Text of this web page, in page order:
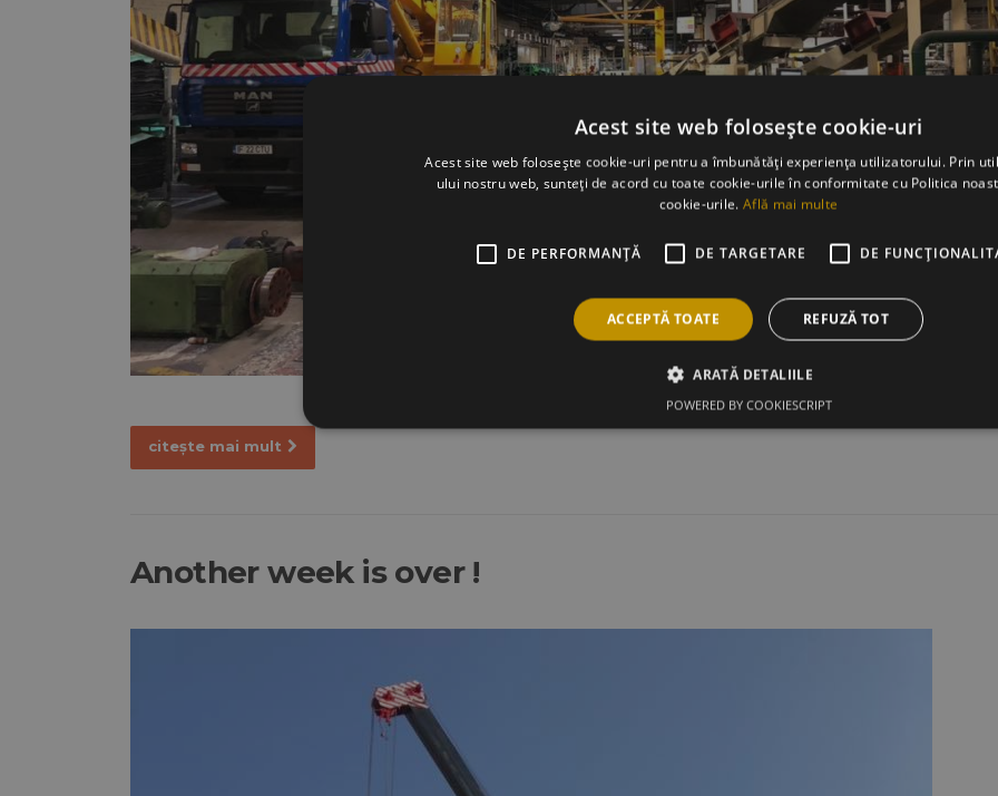
citește mai mult
Another week is over !
Acest site web folosește cookie-uri
Acest site web folosește cookie-uri pentru a îmbunătăți experiența utilizatorului. Prin
ului nostru web, sunteți de acord cu toate cookie-urile în conformitate cu Politica
cookie-urile. Află mai multe
DE PERFORMANȚĂ DE TARGETARE DE
ACCEPTĂ TOATE REFUZĂ TOT
ARATĂ DETALIILE
POWERED BY COOKIESCRIPT